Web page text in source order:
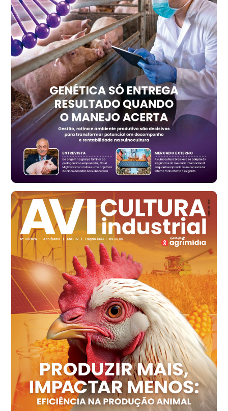
Trigo Atacado - Regional
PR
R$ 1.414,20
t
Trigo Atacado - Regional
RS
R$ 1.314,40
t
Ovo Vermelho - Regional
Vermelho
R$ 171,15
cx
Ovo Branco - Regional
Santa Maria do Jetibá (ES)
R$ 139,43
cx
Ovo Branco - Regional
Recife (PE)
R$ 149,79
cx
Ovo Vermelho - Regional
Recife (PE)
R$ 158,77
cx